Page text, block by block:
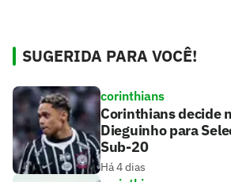
SUGERIDA PARA VOCÊ!
corinthians
Corinthians decide
Dieguinho para
Sub-20
Há 4 dias